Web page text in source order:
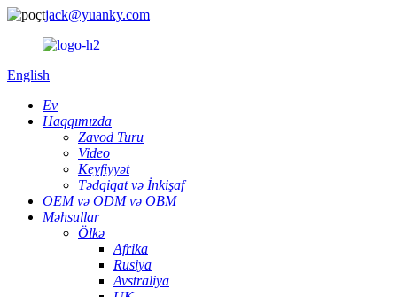
jack@yuanky.com
English
Ev
Haqqımızda
Zavod Turu
Video
Keyfiyyət
Tədqiqat və İnkişaf
OEM və ODM və OBM
Məhsullar
Ölkə
Afrika
Rusiya
Avstraliya